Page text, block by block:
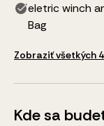
eletric winch
Bag
Zobraziť všetkých
Kde sa